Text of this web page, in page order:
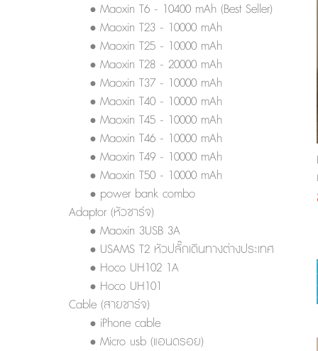
• Maoxin T6 - 10400 mAh (Best Seller)
• Maoxin T23 - 10000 mAh
• Maoxin T25 - 10000 mAh
• Maoxin T28 - 20000 mAh
• Maoxin T37 - 10000 mAh
• Maoxin T40 - 10000 mAh
• Maoxin T45 - 10000 mAh
• Maoxin T46 - 10000 mAh
• Maoxin T49 - 10000 mAh
• Maoxin T50 - 10000 mAh
• power bank combo
Adaptor (หัวชาร์จ)
• Maoxin 3USB 3A
• USAMS T2 หัวปลั๊กเดินทางต่างประเทศ
• Hoco UH102 1A
• Hoco UH101
Cable (สายชาร์จ)
• iPhone cable
• Micro usb (แอนดรอย)